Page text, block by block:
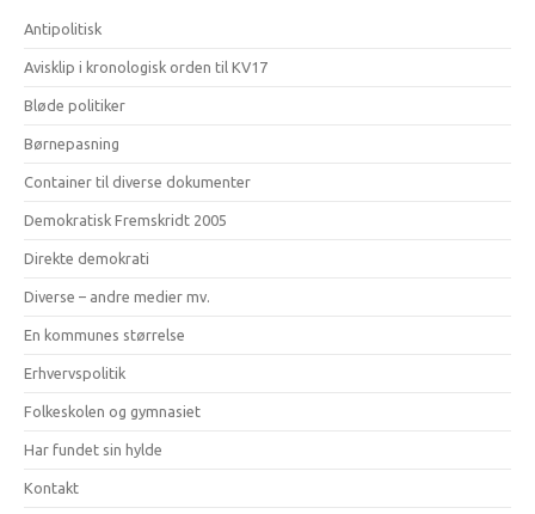
Antipolitisk
Avisklip i kronologisk orden til KV17
Bløde politiker
Børnepasning
Container til diverse dokumenter
Demokratisk Fremskridt 2005
Direkte demokrati
Diverse – andre medier mv.
En kommunes størrelse
Erhvervspolitik
Folkeskolen og gymnasiet
Har fundet sin hylde
Kontakt